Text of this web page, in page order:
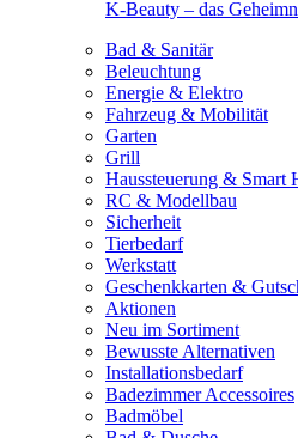
K-Beauty – das
Bad & Sanitär
Beleuchtung
Energie & Elektro
Fahrzeug & Mobilität
Garten
Grill
Haussteuerung & Smart
RC & Modellbau
Sicherheit
Tierbedarf
Werkstatt
Geschenkkarten &
Aktionen
Neu im Sortiment
Bewusste Alternativen
Installationsbedarf
Badezimmer Accessoires
Badmöbel